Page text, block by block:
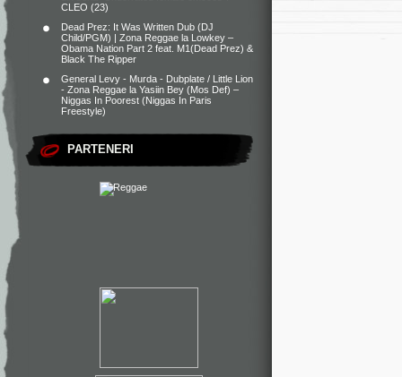
CLEO (23)
Dead Prez: It Was Written Dub (DJ
Child/PGM) | Zona Reggae la Lowkey –
Obama Nation Part 2 feat. M1(Dead Prez) &
Black The Ripper
General Levy - Murda - Dubplate / Little Lion
- Zona Reggae la Yasiin Bey (Mos Def) –
Niggas In Poorest (Niggas In Paris
Freestyle)
PARTENERI